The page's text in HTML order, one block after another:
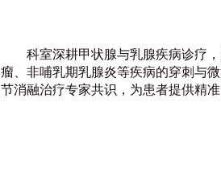
科室深耕甲状腺与乳腺疾病诊疗
瘤、非哺乳期乳腺炎等疾病的穿刺与
节消融治疗专家共识，为患者提供精准